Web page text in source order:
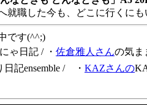
就職した今も、どこに行くに
です(^^;)
ゃ日記 / ・ 佐倉雅人さんの気ま
日記ensemble / ・ KAZさんの